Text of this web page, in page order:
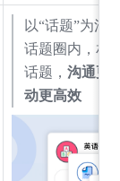
以“话题”为沟
话题圈内，相
话题， 沟通更
动更高效